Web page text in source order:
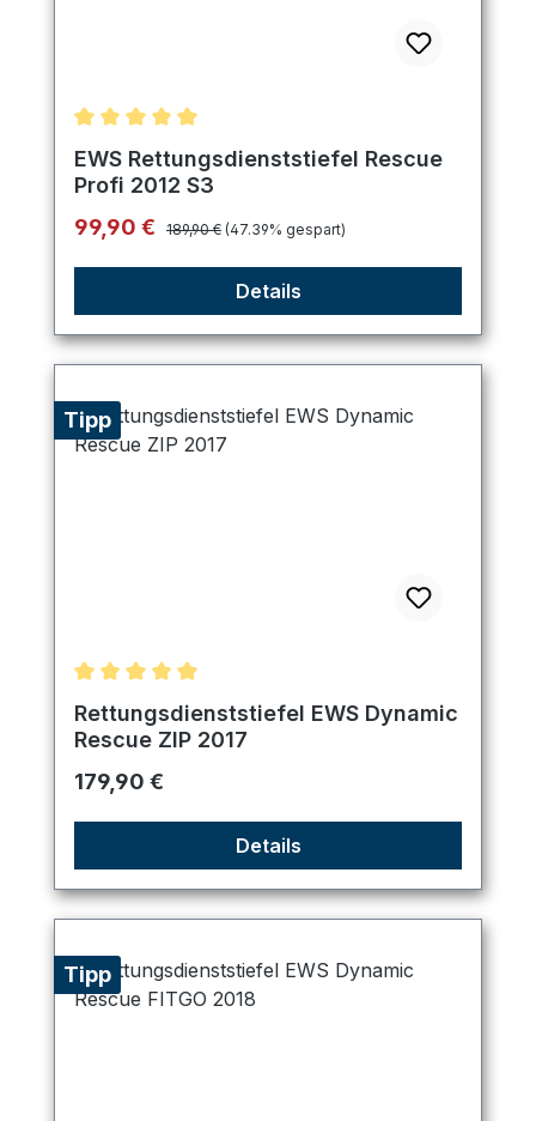
Durchschnittliche Bewertung von 5 von 5 Sternen
EWS Rettungsdienststiefel Rescue
Profi 2012 S3
Verkaufspreis:
99,90 € Regulärer Preis:
189,90 € (47.39% gespart)
Details
Tipp
Durchschnittliche Bewertung von 4.89 von 5
Rettungsdienststiefel EWS Dynamic
Rescue ZIP 2017
Regulärer Preis:
179,90 €
Details
Tipp